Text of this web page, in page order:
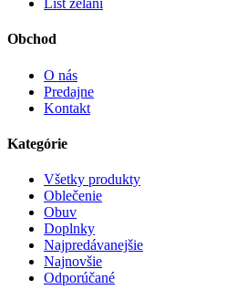
List želaní
Obchod
O nás
Predajne
Kontakt
Kategórie
Všetky produkty
Oblečenie
Obuv
Doplnky
Najpredávanejšie
Najnovšie
Odporúčané